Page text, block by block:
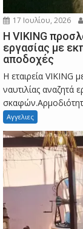
17 Ιουλίου, 2026
Η VIKING
εργασίας με
αποδοχές
Η εταιρεία VIKING
ναυτιλίας αναζητά
Αγγελιες